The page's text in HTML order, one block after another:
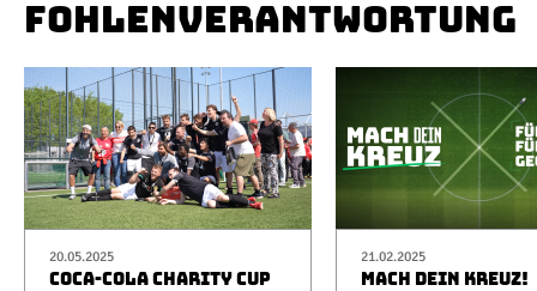
FOHLENVERANTWORTUNG
20.05.2025
COCA-COLA CHARITY CUP
21.02.2025
MACH DEIN KREUZ!